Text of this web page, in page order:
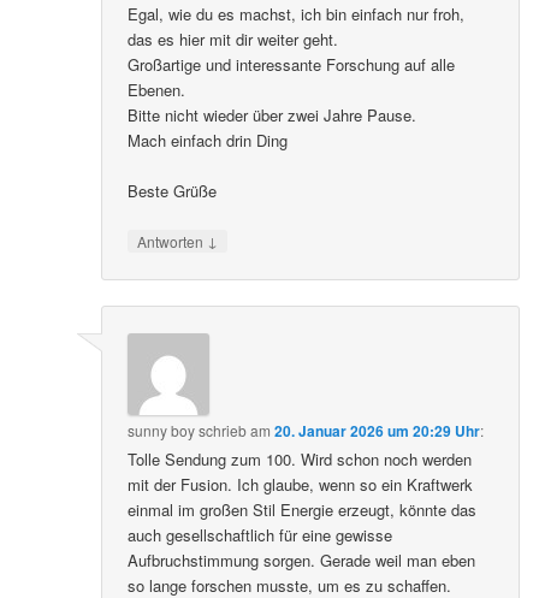
Egal, wie du es machst, ich bin einfach nur froh,
das es hier mit dir weiter geht.
Großartige und interessante Forschung auf alle
Ebenen.
Bitte nicht wieder über zwei Jahre Pause.
Mach einfach drin Ding
Beste Grüße
Antworten ↓
sunny boyschriebam20. Januar 2026 um 20:29 Uhr:
Tolle Sendung zum 100. Wird schon noch werden
mit der Fusion. Ich glaube, wenn so ein Kraftwerk
einmal im großen Stil Energie erzeugt, könnte das
auch gesellschaftlich für eine gewisse
Aufbruchstimmung sorgen. Gerade weil man eben
so lange forschen musste, um es zu schaffen.